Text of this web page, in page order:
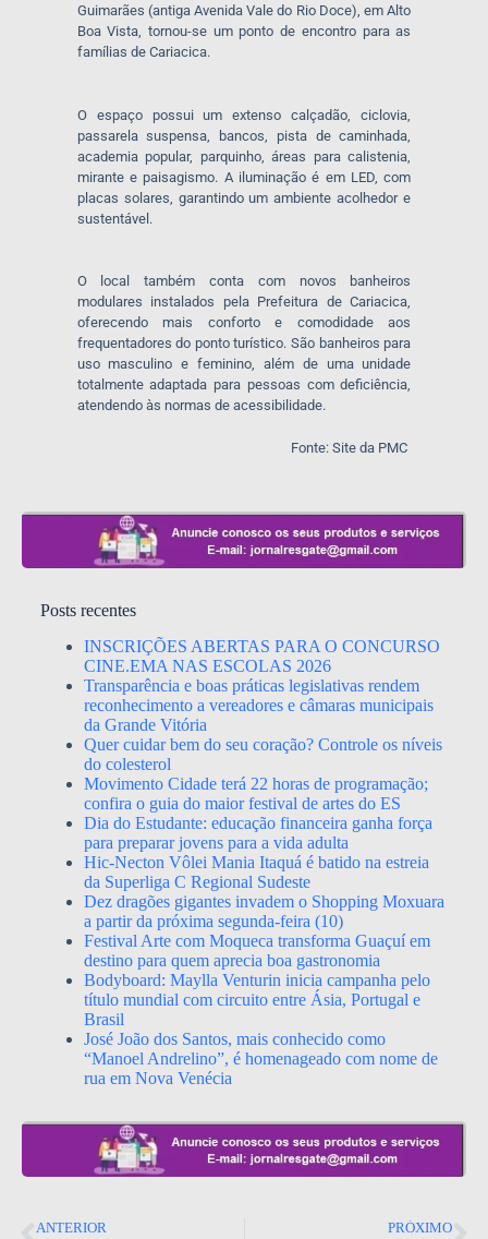
Guimarães (antiga Avenida Vale do Rio Doce), em Alto
Boa Vista, tornou-se um ponto de encontro para as
famílias de Cariacica.
O espaço possui um extenso calçadão, ciclovia,
passarela suspensa, bancos, pista de caminhada,
academia popular, parquinho, áreas para calistenia,
mirante e paisagismo. A iluminação é em LED, com
placas solares, garantindo um ambiente acolhedor e
sustentável.
O local também conta com novos banheiros
modulares instalados pela Prefeitura de Cariacica,
oferecendo mais conforto e comodidade aos
frequentadores do ponto turístico. São banheiros para
uso masculino e feminino, além de uma unidade
totalmente adaptada para pessoas com deficiência,
atendendo às normas de acessibilidade.
Fonte: Site da PMC
Posts recentes
INSCRIÇÕES ABERTAS PARA O CONCURSO
CINE.EMA NAS ESCOLAS 2026
Transparência e boas práticas legislativas rendem
reconhecimento a vereadores e câmaras municipais
da Grande Vitória
Quer cuidar bem do seu coração? Controle os níveis
do colesterol
Movimento Cidade terá 22 horas de programação;
confira o guia do maior festival de artes do ES
Dia do Estudante: educação financeira ganha força
para preparar jovens para a vida adulta
Hic-Necton Vôlei Mania Itaquá é batido na estreia
da Superliga C Regional Sudeste
Dez dragões gigantes invadem o Shopping Moxuara
a partir da próxima segunda-feira (10)
Festival Arte com Moqueca transforma Guaçuí em
destino para quem aprecia boa gastronomia
Bodyboard: Maylla Venturin inicia campanha pelo
título mundial com circuito entre Ásia, Portugal e
Brasil
José João dos Santos, mais conhecido como
“Manoel Andrelino”, é homenageado com nome de
rua em Nova Venécia
ANTERIOR PRÓXIMO